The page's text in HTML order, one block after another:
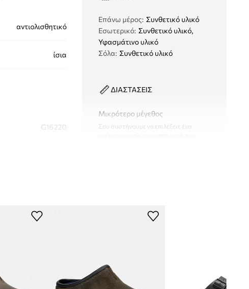
αντιολισθητικό
ίσια
G16220
Eπάνω μέρος: Συνθετικό υλικό
Εσωτερικό: Συνθετικό υλικό,
Υφασμάτινο υλικό
Σόλα: Συνθετικό υλικό
ΔΙΑΣΤΑΣΕΙΣ
Μικρότερο μέγεθος
Σου συστήνουμε να επιλέξεις ένα